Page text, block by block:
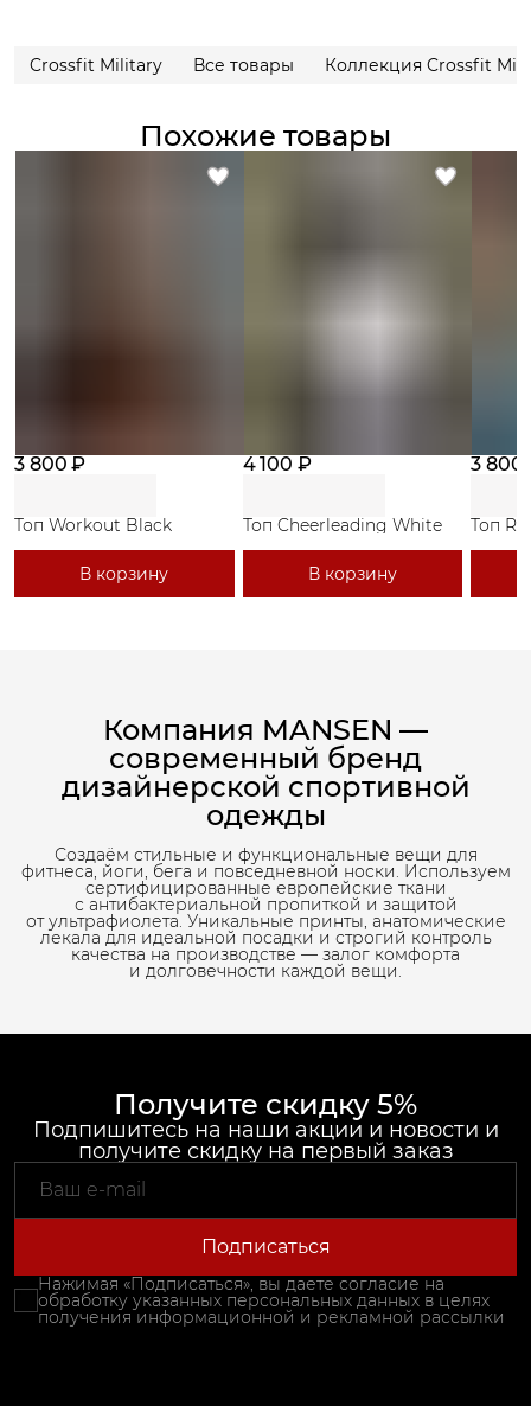
Crossfit Military Все товары Коллекция Crossfit
Похожие товары
3 800 ₽
Топ Workout Black
В корзину
4 100 ₽
Топ Cheerleading White
В корзину
3 800
Топ
Компания MANSEN —
современный бренд
дизайнерской спортивной
одежды
Создаём стильные и функциональные вещи для
фитнеса, йоги, бега и повседневной носки. Используем
сертифицированные европейские ткани
с антибактериальной пропиткой и защитой
от ультрафиолета. Уникальные принты, анатомические
лекала для идеальной посадки и строгий контроль
качества на производстве — залог комфорта
и долговечности каждой вещи.
Получите скидку 5%
Подпишитесь на наши акции и новости и
получите скидку на первый заказ
Подписаться
Нажимая «Подписаться», вы даете согласие на
обработку указанных персональных данных в целях
получения информационной и рекламной рассылки